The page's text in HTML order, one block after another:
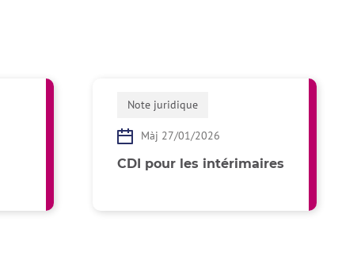
Note juridique
Màj 27/01/2026
CDI pour les intérimaires